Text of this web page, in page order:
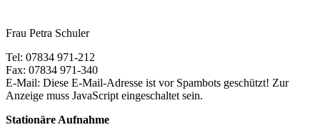
Frau Petra Schuler
Tel: 07834 971-212
Fax: 07834 971-340
E-Mail: Diese E-Mail-Adresse ist vor Spambots geschützt! Zur
Anzeige muss JavaScript eingeschaltet sein.
Stationäre Aufnahme